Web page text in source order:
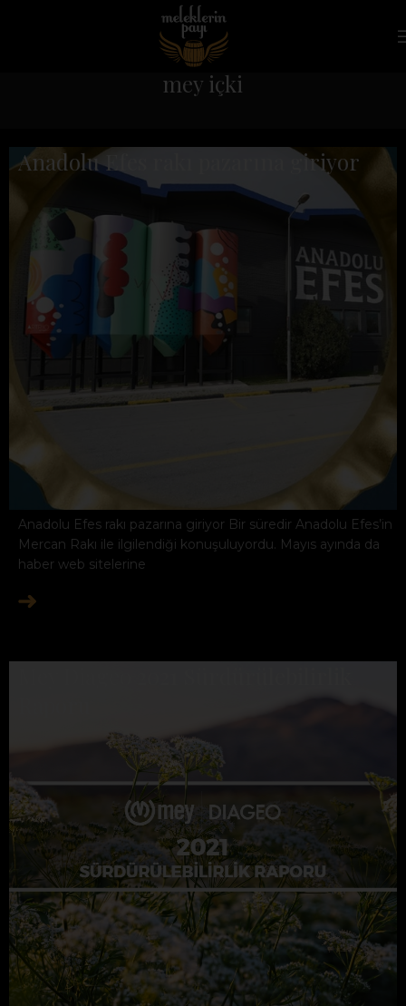
mey içki
Anadolu Efes rakı pazarına giriyor
Anadolu Efes rakı pazarına giriyor Bir süredir Anadolu Efes’in
Mercan Rakı ile ilgilendiği konuşuluyordu. Mayıs ayında da
haber web sitelerine